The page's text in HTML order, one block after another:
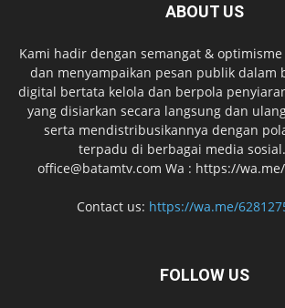
ABOUT US
Kami hadir dengan semangat &
dan menyampaikan pesan publik dalam
digital bertata kelola dan berpola
yang disiarkan secara langsung dan
serta mendistribusikannya dengan
terpadu di berbagai media
office@batamtv.com Wa : https://
Contact us: https://wa.me/
FOLLOW US